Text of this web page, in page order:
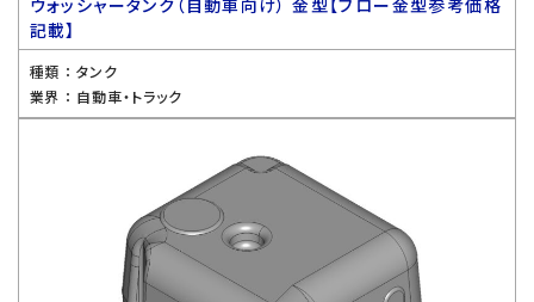
ウォッシャータンク（自動車向け） 金型【ブロー金型参考価格
記載】
種類 ： タンク
業界 ： 自動車・トラック